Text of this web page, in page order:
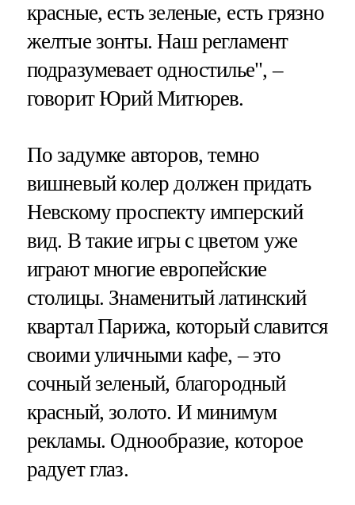
красные, есть зеленые, есть грязно
желтые зонты. Наш регламент
подразумевает одностилье", –
говорит Юрий Митюрев.
По задумке авторов, темно
вишневый колер должен придать
Невскому проспекту имперский
вид. В такие игры с цветом уже
играют многие европейские
столицы. Знаменитый латинский
квартал Парижа, который славится
своими уличными кафе, – это
сочный зеленый, благородный
красный, золото. И минимум
рекламы. Однообразие, которое
радует глаз.